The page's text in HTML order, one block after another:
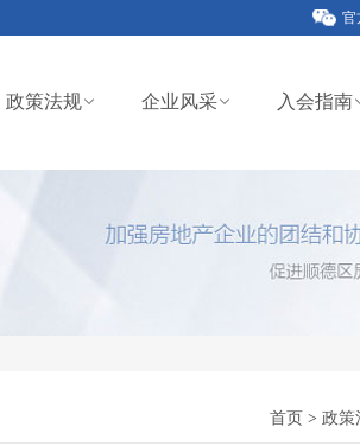
官
政策法规 企业风采 入会指南
首页 > 政策